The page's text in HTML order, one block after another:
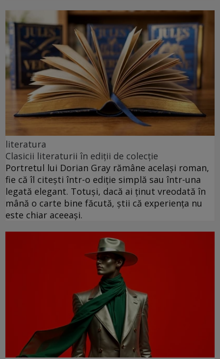
literatura
Clasicii literaturii în ediții de colecție
Portretul lui Dorian Gray rămâne același roman,
fie că îl citești într-o ediție simplă sau într-una
legată elegant. Totuși, dacă ai ținut vreodată în
mână o carte bine făcută, știi că experiența nu
este chiar aceeași.